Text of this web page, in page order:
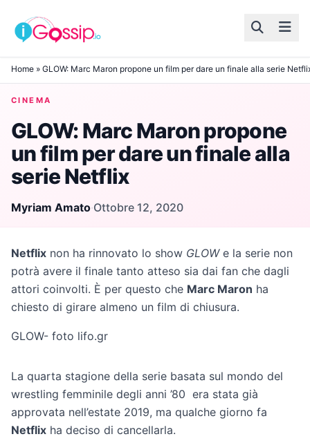
Skip to content
Home » GLOW: Marc Maron propone un film per dare un finale alla serie
CINEMA
GLOW: Marc Maron propone
un film per dare un finale alla
serie Netflix
Myriam Amato·Ottobre 12, 2020
Netflix non ha rinnovato lo show GLOWe la serie non
potrà avere il finale tanto atteso sia dai fan che dagli
attori coinvolti. È per questo che Marc Maron ha
chiesto di girare almeno un film di chiusura.
GLOW- foto lifo.gr
La quarta stagione della serie basata sul mondo del
wrestling femminile degli anni ’80 era stata già
approvata nell’estate 2019, ma qualche giorno fa
Netflix ha deciso di cancellarla.